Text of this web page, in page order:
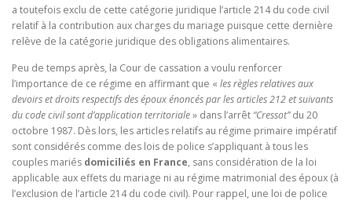
a toutefois exclu de cette catégorie juridique l’article 214 du code civil
relatif à la contribution aux charges du mariage puisque cette dernière
relève de la catégorie juridique des obligations alimentaires.
Peu de temps après, la Cour de cassation a voulu renforcer
l’importance de ce régime en affirmant que « les règles relatives aux
devoirs et droits respectifs des époux énoncés par les articles 212 et suivants
du code civil sont d’application territoriale» dans l’arrêt “Cressot”du 20
octobre 1987. Dès lors, les articles relatifs au régime primaire impératif
sont considérés comme des lois de police s’appliquant à tous les
couples mariés domiciliés en France, sans considération de la loi
applicable aux effets du mariage ni au régime matrimonial des époux (à
l’exclusion de l’article 214 du code civil). Pour rappel, une loi de police